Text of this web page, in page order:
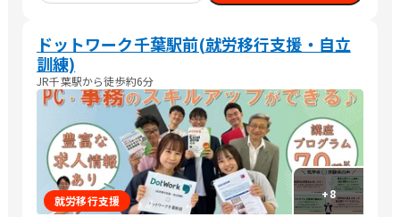
ドットワーク千葉駅前(就労移行支援・自立
訓練)
JR千葉駅から徒歩約6分
+8
就労移行支援